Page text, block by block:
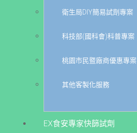
衛生局DIY簡易試劑專案
科技部(國科會)科普專案
桃園市民暨廠商優惠專案
其他客製化服務
EX食安專家快篩試劑